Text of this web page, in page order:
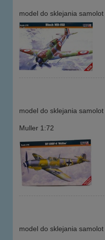
model do sklejania
model do sklejania
Muller 1:72
model do sklejania